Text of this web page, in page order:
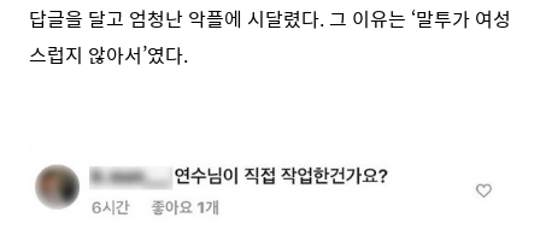
답글을 달고 엄청난 악플에 시달렸다. 그 이유는 ‘말투가 여성
스럽지 않아서’였다.